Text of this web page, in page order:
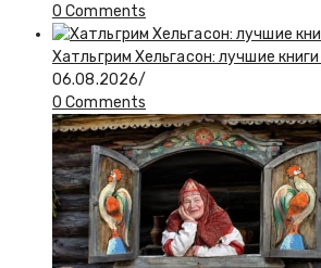
0 Comments
Хатльгрим Хельгасон: лучшие
06.08.2026/
0 Comments